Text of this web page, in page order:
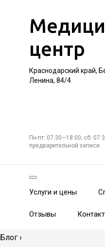
центр
Краснодарский край,
Ленина, 84/4
Пн-пт: 07:30—18:00; сб:
предварительной записи
Услуги и цены
Отзывы
Блог ›